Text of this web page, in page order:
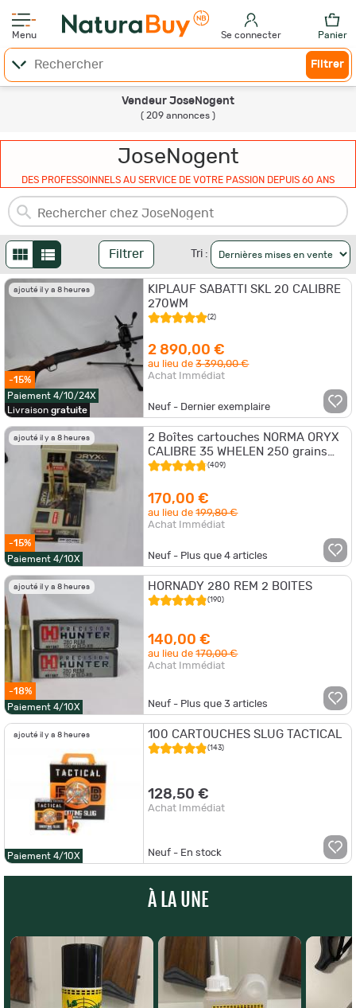
Menu Se connecter Panier
Filtrer
Vendeur JoseNogent
( 209 annonces )
JoseNogent
DES PROFESSOINNELS AU SERVICE DE VOTRE PASSION DEPUIS 60 ANS
Filtrer Tri :
ajouté il y a 8 heures
-15%
Paiement 4/10/24X
Livraison gratuite
KIPLAUF SABATTI SKL 20 CALIBRE
270WM
(2)
2 890,00 €
au lieu de3 390,00 €
Achat Immédiat
Neuf - Dernier exemplaire
ajouté il y a 8 heures
-15%
Paiement 4/10X
2 Boîtes cartouches NORMA ORYX
CALIBRE 35 WHELEN 250 grains
16.2g
(409)
170,00 €
au lieu de199,80 €
Achat Immédiat
Neuf - Plus que4 articles
ajouté il y a 8 heures
-18%
Paiement 4/10X
HORNADY 280 REM 2 BOITES
(190)
140,00 €
au lieu de170,00 €
Achat Immédiat
Neuf - Plus que3 articles
ajouté il y a 8 heures
Paiement 4/10X
100 CARTOUCHES SLUG TACTICAL
(143)
128,50 €
Achat Immédiat
Neuf - En stock
À LA UNE